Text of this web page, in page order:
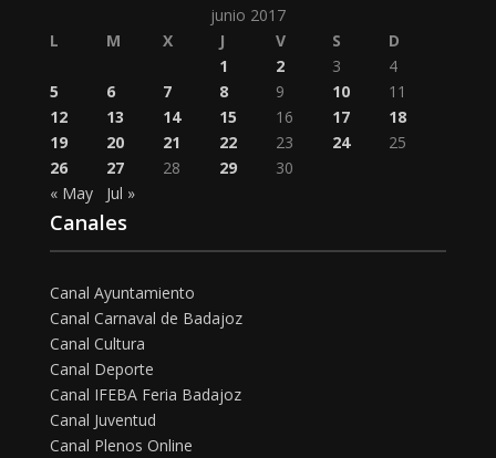
junio 2017
L
M X J V S
D
1
2 3
4
5
6 7 8 9 10
11
12
13 14 15 16 17
18
19
20 21 22 23 24
25
26
27 28 29
30
« May
Jul »
Canales
Canal Ayuntamiento
Canal Carnaval de Badajoz
Canal Cultura
Canal Deporte
Canal IFEBA Feria Badajoz
Canal Juventud
Canal Plenos Online